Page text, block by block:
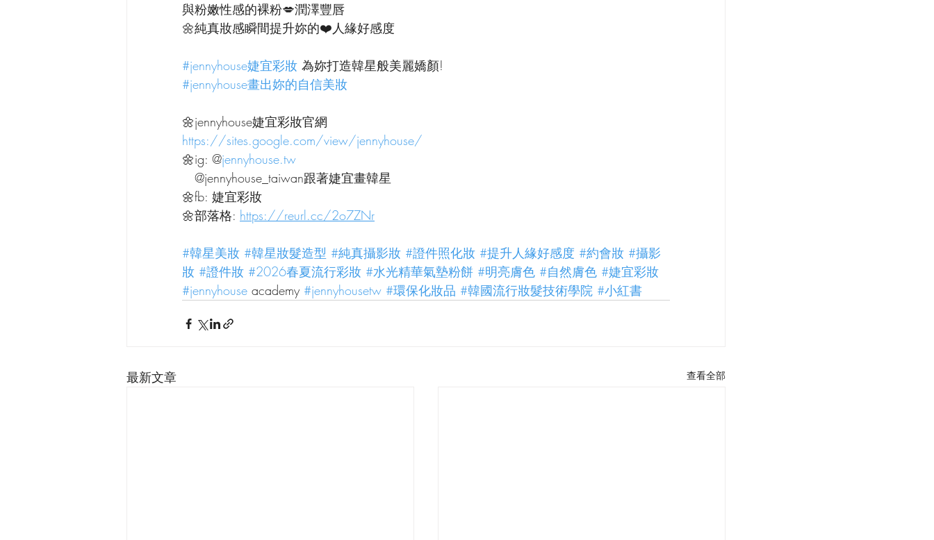
與粉嫩性感的裸粉💋潤澤豐唇
🌼純真妝感瞬間提升妳的❤️人緣好感度
#jennyhouse婕宜彩妝 為妳打造韓星般美麗嬌顏!
#jennyhouse畫出妳的自信美妝
🌼jennyhouse婕宜彩妝官網
https://sites.google.com/view/jennyhouse/
🌼ig: @jennyhouse.tw
   @jennyhouse_taiwan跟著婕宜畫韓星
🌼fb: 婕宜彩妝
🌼部落格: https://reurl.cc/2o7ZNr
#韓星美妝 #韓星妝髮造型 #純真攝影妝 #證件照化妝 #提升人緣好感度 #約會妝 #攝影
妝 #證件妝 #2026春夏流行彩妝 #水光精華氣墊粉餅 #明亮膚色 #自然膚色 #婕宜彩妝
#jennyhouse academy #jennyhousetw #環保化妝品 #韓國流行妝髮技術學院 #小紅書
最新文章 查看全部